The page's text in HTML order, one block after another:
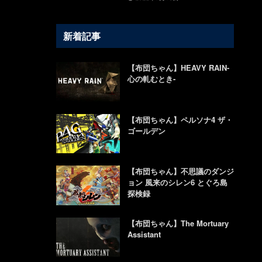
新着記事
【布団ちゃん】HEAVY RAIN-
心の軋むとき-
【布団ちゃん】ペルソナ4 ザ・
ゴールデン
【布団ちゃん】不思議のダンジ
ョン 風来のシレン6 とぐろ島
探検録
【布団ちゃん】The Mortuary
Assistant